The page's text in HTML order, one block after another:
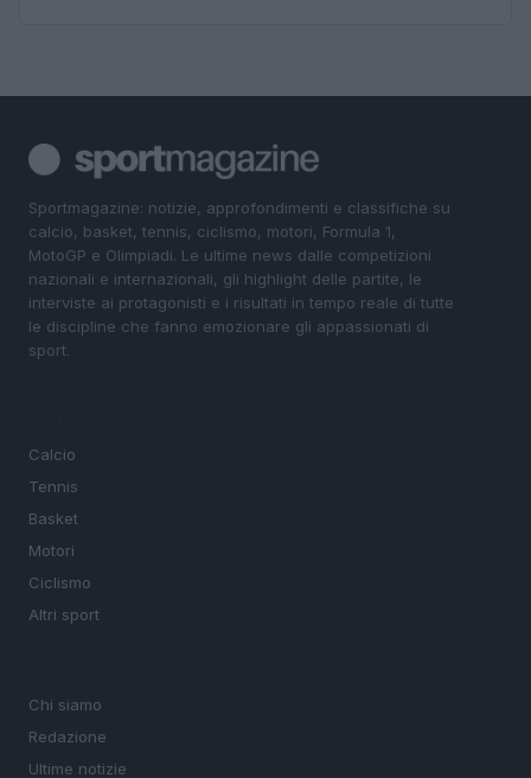
Sportmagazine: notizie, approfondimenti e classifiche su
calcio, basket, tennis, ciclismo, motori, Formula 1,
MotoGP e Olimpiadi. Le ultime news dalle competizioni
nazionali e internazionali, gli highlight delle partite, le
interviste ai protagonisti e i risultati in tempo reale di tutte
le discipline che fanno emozionare gli appassionati di
sport.
Calcio
Tennis
Basket
Motori
Ciclismo
Altri sport
Chi siamo
Redazione
Ultime notizie